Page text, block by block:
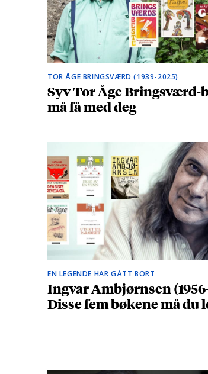
TOR ÅGE BRINGSVÆRD (1939-2025)
Syv Tor Åge Bringsværd-
må få med deg
EN LEGENDE HAR GÅTT BORT
Ingvar Ambjørnsen
Disse fem bøkene må du